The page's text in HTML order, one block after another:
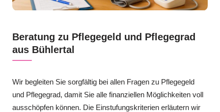
Beratung zu Pflegegeld und Pflegegrad
aus Bühlertal
Wir begleiten Sie sorgfältig bei allen Fragen zu Pflegegeld
und Pflegegrad, damit Sie alle finanziellen Möglichkeiten voll
ausschöpfen können. Die Einstufungskriterien erläutern wir